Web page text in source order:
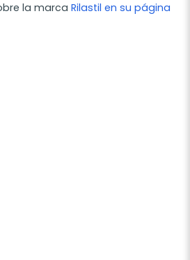
la marca Rilastil en su página